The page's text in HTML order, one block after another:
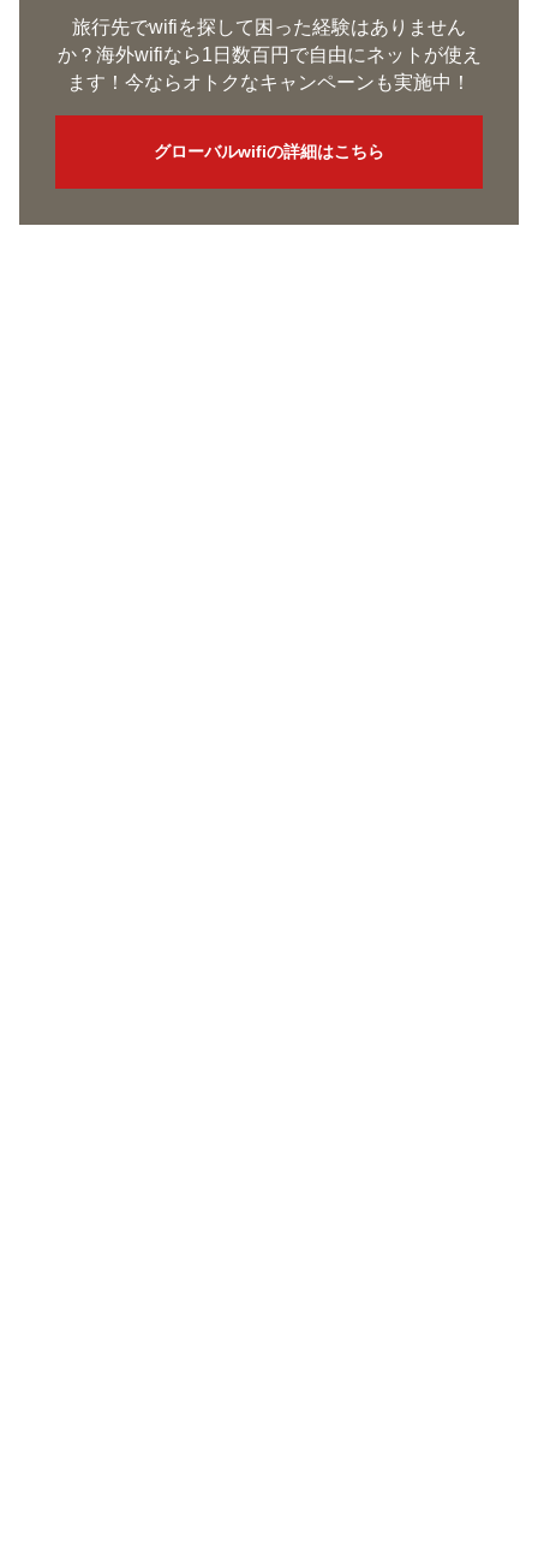
旅行先でwifiを探して困った経験はありません
か？海外wifiなら1日数百円で自由にネットが使え
ます！今ならオトクなキャンペーンも実施中！
グローバルwifiの詳細はこちら